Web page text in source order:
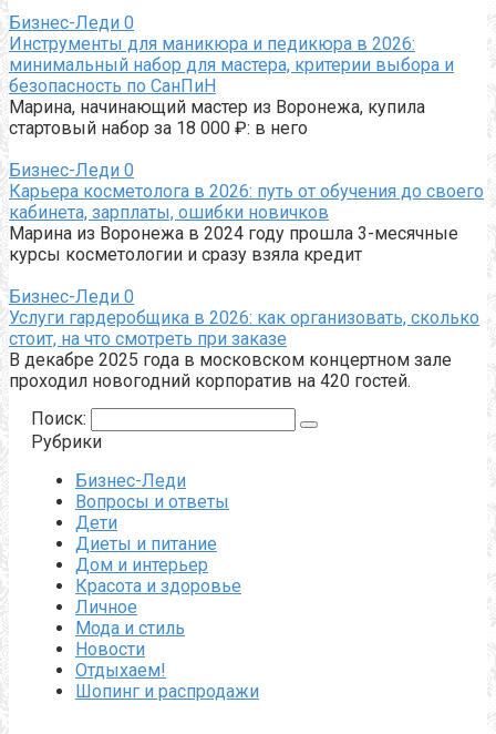
Бизнес-Леди 0
Инструменты для маникюра и педикюра в 2026:
минимальный набор для мастера, критерии выбора и
безопасность по СанПиН
Марина, начинающий мастер из Воронежа, купила
стартовый набор за 18 000 ₽: в него
Бизнес-Леди 0
Карьера косметолога в 2026: путь от обучения до своего
кабинета, зарплаты, ошибки новичков
Марина из Воронежа в 2024 году прошла 3-месячные
курсы косметологии и сразу взяла кредит
Бизнес-Леди 0
Услуги гардеробщика в 2026: как организовать, сколько
стоит, на что смотреть при заказе
В декабре 2025 года в московском концертном зале
проходил новогодний корпоратив на 420 гостей.
Поиск:
Рубрики
Бизнес-Леди
Вопросы и ответы
Дети
Диеты и питание
Дом и интерьер
Красота и здоровье
Личное
Мода и стиль
Новости
Отдыхаем!
Шопинг и распродажи